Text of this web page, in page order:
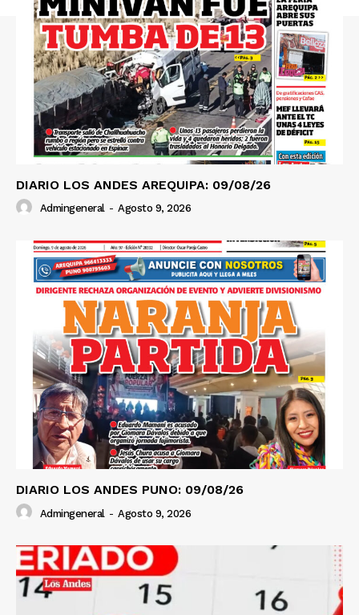
DIARIO LOS ANDES AREQUIPA: 09/08/26
Admingeneral - Agosto 9, 2026
DIARIO LOS ANDES PUNO: 09/08/26
Admingeneral - Agosto 9, 2026